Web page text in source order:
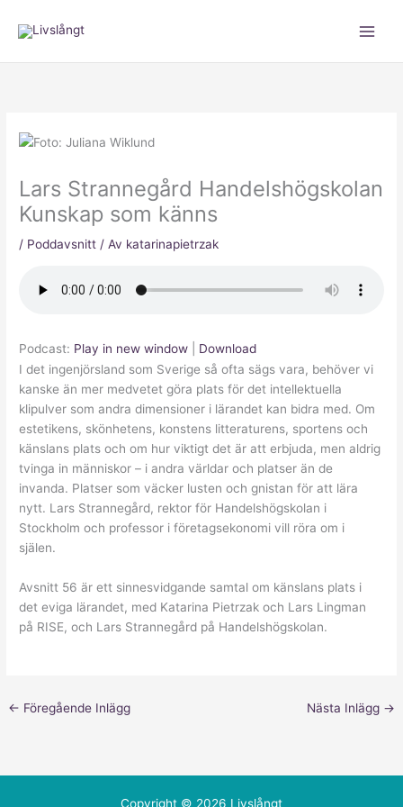
Lars Strannegård Handelshögskolan
Kunskap som känns
/ Poddavsnitt / Av katarinapietrzak
Podcast: Play in new window
Download
I det ingenjörsland som Sverige så ofta sägs vara, behöver vi
kanske än mer medvetet göra plats för det intellektuella
klipulver som andra dimensioner i lärandet kan bidra med. Om
estetikens, skönhetens, konstens litteraturens, sportens och
känslans plats och om hur viktigt det är att erbjuda, men aldrig
tvinga in människor – i andra världar och platser än de
invanda. Platser som väcker lusten och gnistan för att lära
nytt. Lars Strannegård, rektor för Handelshögskolan i
Stockholm och professor i företagsekonomi vill röra om i
själen.
Avsnitt 56 är ett sinnesvidgande samtal om känslans plats i
det eviga lärandet, med Katarina Pietrzak och Lars Lingman
på RISE, och Lars Strannegård på Handelshögskolan.
← Föregående Inlägg Nästa Inlägg →
Copyright © 2026 Livslångt